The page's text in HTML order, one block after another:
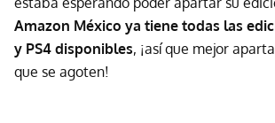
Amazon México ya tiene todas las
y PS4 disponibles, ¡así que mejor
que se agoten!